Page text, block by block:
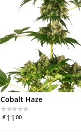
Cobalt Haze
€11 00